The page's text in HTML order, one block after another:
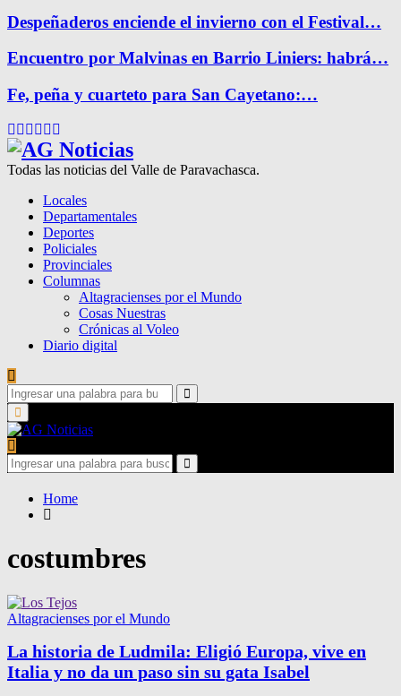
Despeñaderos enciende el invierno con el Festival…
Encuentro por Malvinas en Barrio Liniers: habrá…
Fe, peña y cuarteto para San Cayetano:…
Facebook
Twitter
Instagram
Pinterest
Google
Todas las noticias del Valle de Paravachasca.
Locales
Departamentales
Deportes
Policiales
Provinciales
Columnas
Altagracienses por el Mundo
Cosas Nuestras
Crónicas al Voleo
Diario digital
Search
for:
Search
Primary
Menu
Search
for:
Search
Home
costumbres
Altagracienses por el Mundo
La historia de Ludmila: Eligió Europa, vive en
Italia y no da un paso sin su gata Isabel